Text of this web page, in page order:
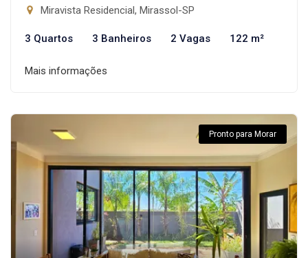
Miravista Residencial, Mirassol-SP
3 Quartos 3 Banheiros 2 Vagas 122 m²
Mais informações
Pronto para Morar